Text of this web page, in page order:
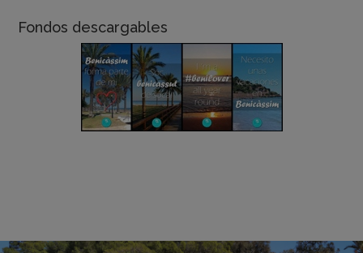
Fondos descargables